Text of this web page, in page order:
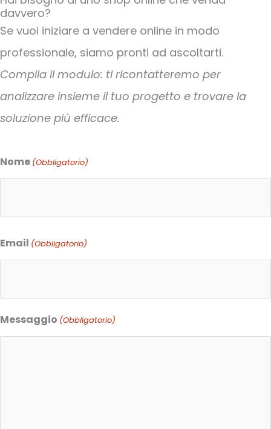
davvero?
Se vuoi iniziare a vendere online in modo
professionale, siamo pronti ad ascoltarti.
Compila il modulo: ti ricontatteremo per
analizzare insieme il tuo progetto e trovare la
soluzione più efficace.
Nome (Obbligatorio)
Nome
Email (Obbligatorio)
Messaggio (Obbligatorio)